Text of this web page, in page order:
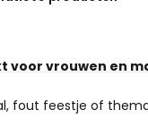
voor vrouwen en
fout feestje of